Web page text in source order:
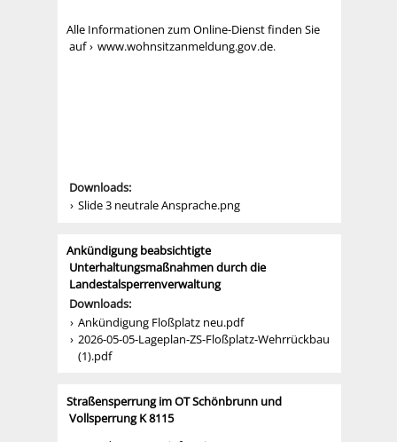
Alle Informationen zum Online-Dienst finden Sie
auf
www.wohnsitzanmeldung.gov.de.
Downloads:
Slide 3 neutrale Ansprache.png
Ankündigung beabsichtigte
Unterhaltungsmaßnahmen durch die
Landestalsperrenverwaltung
Downloads:
Ankündigung Floßplatz neu.pdf
2026-05-05-Lageplan-ZS-Floßplatz-Wehrrückbau
(1).pdf
Straßensperrung im OT Schönbrunn und
Vollsperrung K 8115